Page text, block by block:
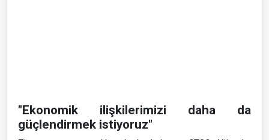
"Ekonomik ilişkilerimizi daha da
güçlendirmek istiyoruz"